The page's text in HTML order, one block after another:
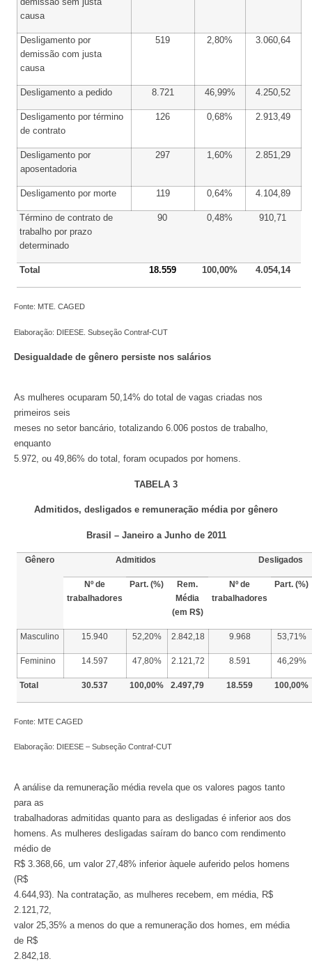
causa
Desligamento por
demissão com justa
causa
519 2,80% 3.060,64
Desligamento a pedido 8.721 46,99% 4.250,52
Desligamento por término
de contrato
126 0,68% 2.913,49
Desligamento por
aposentadoria
297 1,60% 2.851,29
Desligamento por morte 119 0,64% 4.104,89
Término de contrato de
trabalho por prazo
determinado
90 0,48% 910,71
Total 18.559 100,00% 4.054,14
Fonte: MTE. CAGED
Elaboração: DIEESE. Subseção Contraf-CUT
Desigualdade de gênero persiste nos salários
As mulheres ocuparam 50,14% do total de vagas criadas nos
primeiros seis
meses no setor bancário, totalizando 6.006 postos de trabalho,
enquanto
5.972, ou 49,86% do total, foram ocupados por homens.
TABELA 3
Admitidos, desligados e remuneração média por gênero
Brasil – Janeiro a Junho de 2011
Gênero Admitidos Desligados
Nº de
trabalhadores
Part. (%)
Rem.
Média
(em R$)
Nº de
trabalhadores
Part. (%)
Masculino 15.940 52,20% 2.842,18 9.968 53,71%
Feminino 14.597 47,80% 2.121,72 8.591 46,29%
Total 30.537 100,00% 2.497,79 18.559 100,00%
Fonte: MTE CAGED
Elaboração: DIEESE – Subseção Contraf-CUT
A análise da remuneração média revela que os valores pagos tanto
para as
trabalhadoras admitidas quanto para as desligadas é inferior aos dos
homens. As mulheres desligadas saíram do banco com rendimento
médio de
R$ 3.368,66, um valor 27,48% inferior àquele auferido pelos homens
(R$
4.644,93). Na contratação, as mulheres recebem, em média, R$
2.121,72,
valor 25,35% a menos do que a remuneração dos homes, em média
de R$
2.842,18.